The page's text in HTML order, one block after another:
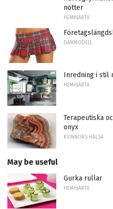
nötter
HEMHJÄRTA
DAMMODELL
Inredning i stil
HEMHJÄRTA
Terapeutiska
onyx
KVINNORS HÄLSA
May be useful
Gurka rullar
HEMHJÄRTA